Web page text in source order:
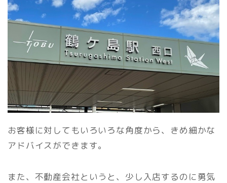
お客様に対してもいろいろな角度から、きめ細かな
アドバイスができます。
また、不動産会社というと、少し入店するのに勇気